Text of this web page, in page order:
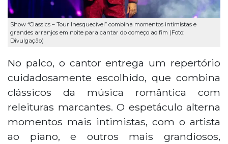
Show “Classics – Tour Inesquecível” combina momentos intimistas e
grandes arranjos em noite para cantar do começo ao fim (Foto:
Divulgação)
No palco, o cantor entrega um repertório
cuidadosamente escolhido, que combina
clássicos da música romântica com
releituras marcantes. O espetáculo alterna
momentos mais intimistas, com o artista
ao piano, e outros mais grandiosos,